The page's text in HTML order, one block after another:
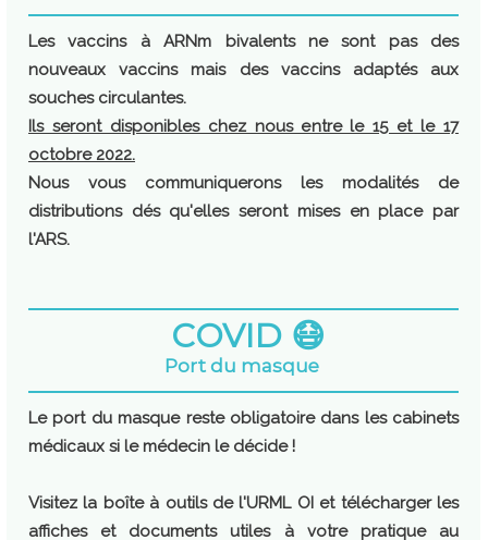
Les vaccins à ARNm bivalents ne sont pas des
nouveaux vaccins mais des vaccins adaptés aux
souches circulantes.
Ils seront disponibles chez nous entre le 15 et le 17
octobre 2022.
Nous vous communiquerons les modalités de
distributions dés qu'elles seront mises en place par
l'ARS.
COVID 😷
Port du masque
Le port du masque reste obligatoire dans les cabinets
médicaux si le médecin le décide !
Visitez la boîte à outils de l'URML OI et télécharger les
affiches et documents utiles à votre pratique au